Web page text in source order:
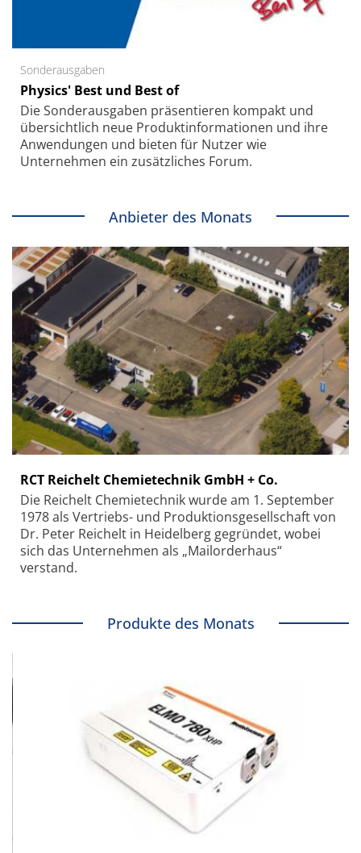
Sonderausgaben
Physics' Best und Best of
Die Sonder­ausgaben präsentieren kompakt und
übersichtlich neue Produkt­informationen und ihre
Anwendungen und bieten für Nutzer wie
Unternehmen ein zusätzliches Forum.
Anbieter des Monats
RCT Reichelt Chemietechnik GmbH + Co.
Die Reichelt Chemietechnik wurde am 1. September
1978 als Vertriebs- und Produktionsgesellschaft von
Dr. Peter Reichelt in Heidelberg gegründet, wobei
sich das Unternehmen als „Mailorderhaus“
verstand.
Produkte des Monats